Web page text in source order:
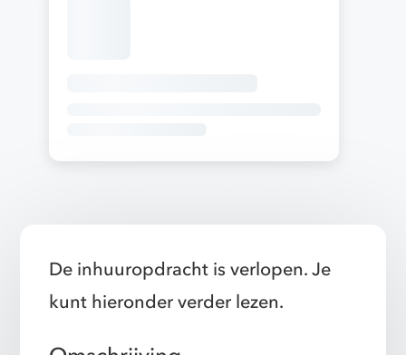
De inhuuropdracht is verlopen. Je
kunt hieronder verder lezen.